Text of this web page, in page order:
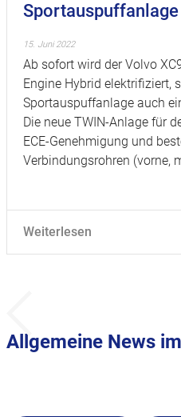
Sportauspuffanlage
15. Juni 2022
Ab sofort wird der Volvo
Engine Hybrid elektrifiziert,
Sportauspuffanlage auch
Die neue TWIN-Anlage für
ECE-Genehmigung und
Verbindungsrohren (vorne,
Weiterlesen
Allgemeine News